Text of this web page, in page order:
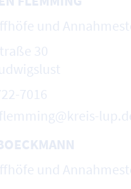
und
30
7016
und